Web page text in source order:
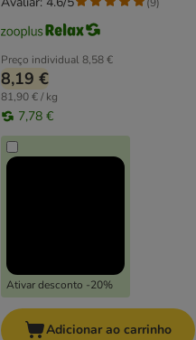
Preço individual8,58 €
8,19 €
81,90 € / kg
7,78 €
Ativar desconto -20%
Adicionar ao carrinho